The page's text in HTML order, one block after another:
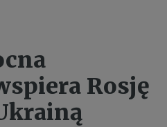
Rosję